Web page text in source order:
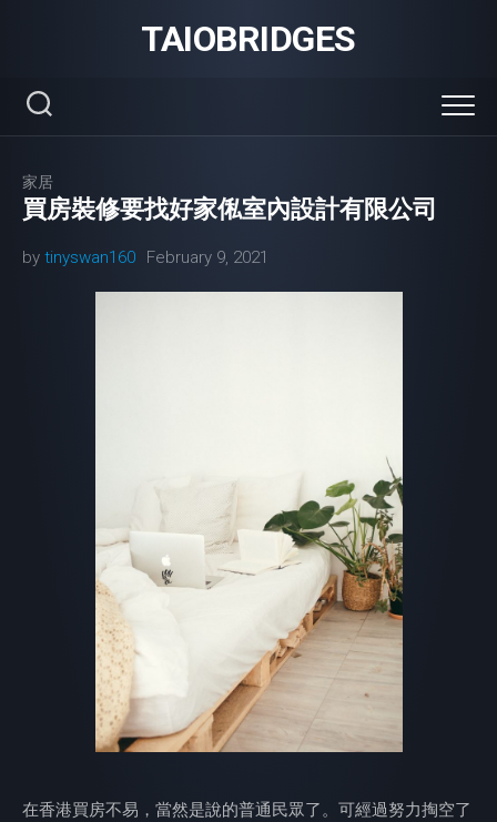
TAIOBRIDGES
家居
買房裝修要找好家俬室內設計有限公司
by tinyswan160 February 9, 2021
在香港買房不易，當然是說的普通民眾了。可經過努力掏空了